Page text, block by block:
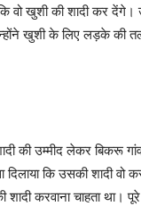
वो खुशी की शादी कर
खुशी के लिए लड़के
की उम्मीद लेकर बिकरू
दिलाया कि उसकी शादी
करवाना चाहता था।